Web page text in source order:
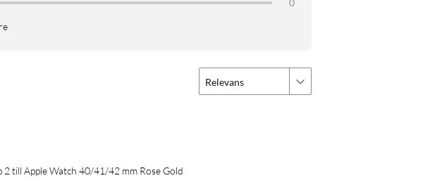
0
Relevans
2 till Apple Watch 40/41/42 mm Rose Gold